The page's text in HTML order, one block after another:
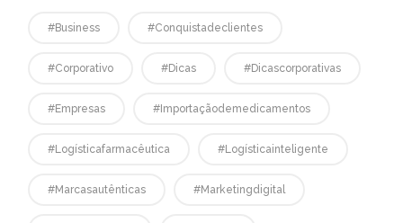
#business #conquistadeclientes
#corporativo #dicas #dicascorporativas
#empresas #Importaçãodemedicamentos
#logísticafarmacêutica #logísticainteligente
#marcasautênticas #marketingdigital